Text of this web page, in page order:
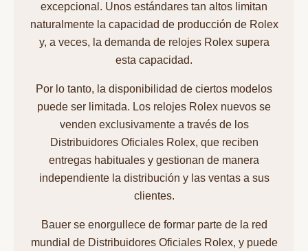
excepcional. Unos estándares tan altos limitan
naturalmente la capacidad de producción de Rolex
y, a veces, la demanda de relojes Rolex supera
esta capacidad.
Por lo tanto, la disponibilidad de ciertos modelos
puede ser limitada. Los relojes Rolex nuevos se
venden exclusivamente a través de los
Distribuidores Oficiales Rolex, que reciben
entregas habituales y gestionan de manera
independiente la distribución y las ventas a sus
clientes.
Bauer se enorgullece de formar parte de la red
mundial de Distribuidores Oficiales Rolex, y puede